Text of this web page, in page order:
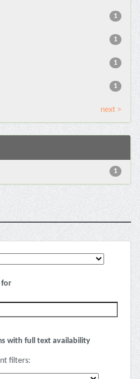
1
1
1
1
next >
1
for
with full text availability
filters: